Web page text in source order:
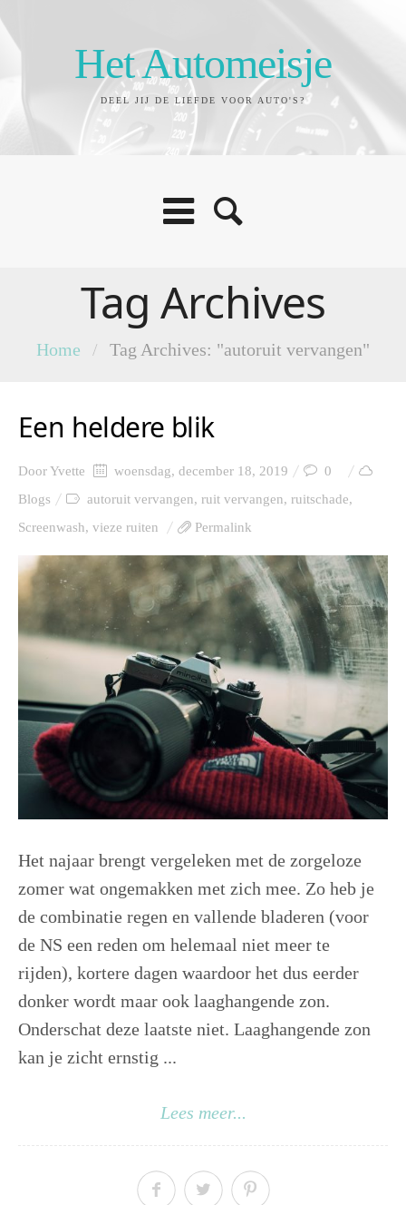
Het Automeisje
DEEL JIJ DE LIEFDE VOOR AUTO'S?
Tag Archives
Home / Tag Archives: "autoruit vervangen"
Een heldere blik
DoorYvette woensdag, december 18, 2019
0
Blogs
autoruit vervangen, ruit vervangen, ruitschade,
Screenwash, vieze ruiten Permalink
Het najaar brengt vergeleken met de zorgeloze
zomer wat ongemakken met zich mee. Zo heb je
de combinatie regen en vallende bladeren (voor
de NS een reden om helemaal niet meer te
rijden), kortere dagen waardoor het dus eerder
donker wordt maar ook laaghangende zon.
Onderschat deze laatste niet. Laaghangende zon
kan je zicht ernstig ...
Lees meer...